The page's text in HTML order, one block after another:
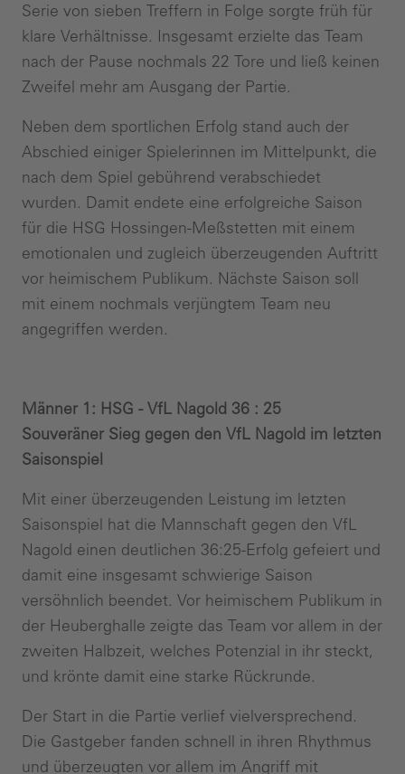
Serie von sieben Treffern in Folge sorgte früh für
klare Verhältnisse. Insgesamt erzielte das Team
nach der Pause nochmals 22 Tore und ließ keinen
Zweifel mehr am Ausgang der Partie.
Neben dem sportlichen Erfolg stand auch der
Abschied einiger Spielerinnen im Mittelpunkt, die
nach dem Spiel gebührend verabschiedet
wurden. Damit endete eine erfolgreiche Saison
für die HSG Hossingen-Meßstetten mit einem
emotionalen und zugleich überzeugenden Auftritt
vor heimischem Publikum. Nächste Saison soll
mit einem nochmals verjüngtem Team neu
angegriffen werden.
Männer 1: HSG - VfL Nagold 36 : 25
Souveräner Sieg gegen den VfL Nagold im letzten
Saisonspiel
Mit einer überzeugenden Leistung im letzten
Saisonspiel hat die Mannschaft gegen den VfL
Nagold einen deutlichen 36:25-Erfolg gefeiert und
damit eine insgesamt schwierige Saison
versöhnlich beendet. Vor heimischem Publikum in
der Heuberghalle zeigte das Team vor allem in der
zweiten Halbzeit, welches Potenzial in ihr steckt,
und krönte damit eine starke Rückrunde.
Der Start in die Partie verlief vielversprechend.
Die Gastgeber fanden schnell in ihren Rhythmus
und überzeugten vor allem im Angriff mit